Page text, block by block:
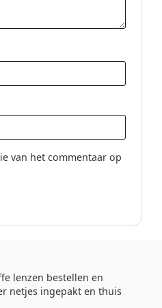
van het commentaar op
lenzen bestellen en
netjes ingepakt en thuis